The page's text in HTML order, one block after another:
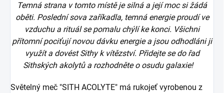
Temná strana v tomto místě je silná a její moc si žádá
oběti. Poslední sova zaříkadla, temná energie proudí ve
vzduchu a rituál se pomalu chýlí ke konci. Všichni
přítomní pociťují novou dávku energie a jsou odhodláni ji
využít a dovést Sithy k vítězství. Přidejte se do řad
Sithských akolytů a rozhodněte o osudu galaxie!
Světelný meč "SITH ACOLYTE" má rukojeť vyrobenou z